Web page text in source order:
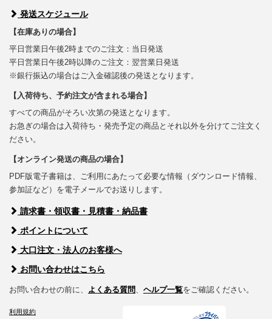
発送スケジュール
【在庫ありの場合】
平日営業日午後2時までのご注文：当日発送
平日営業日午後2時以降のご注文：翌営業日発送
※銀行振込の場合はご入金確認後の発送となります。
【入荷待ち、予約注文が含まれる場合】
すべての商品がそろい次第の発送となります。
お急ぎの場合は入荷待ち・発売予定の商品とそれ以外を分けてご注文く
ださい。
【オンライン発送の商品の場合】
PDF版電子書籍は、ご利用にあたって必要な情報（ダウンロード情報、
参加証など）を電子メールでお送りします。
請求書・領収書・見積書・納品書
ポイントについて
大口注文・法人のお客様へ
お問い合わせはこちら
お問い合わせの前に、 よくある質問、 ヘルプ一覧をご確認ください。
利用規約